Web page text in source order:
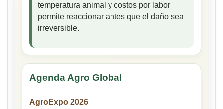
temperatura animal y costos por labor
permite reaccionar antes que el daño sea
irreversible.
Agenda Agro Global
AgroExpo 2026